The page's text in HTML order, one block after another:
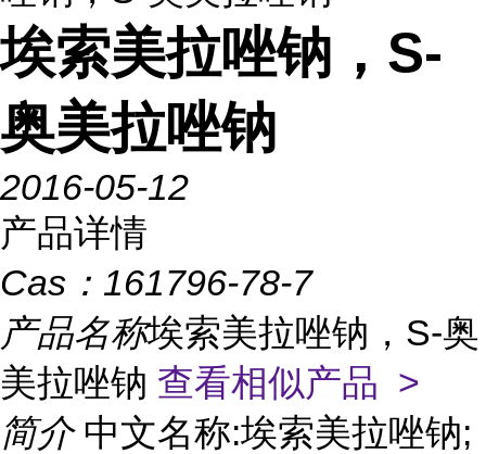
埃索美拉唑钠，S-
奥美拉唑钠
2016-05-12
产品详情
Cas： 161796-78-7
产品名称埃索美拉唑钠，S-奥
美拉唑钠 查看相似产品 >
简介 中文名称:埃索美拉唑钠;